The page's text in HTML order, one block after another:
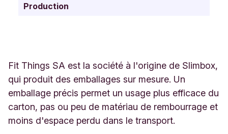
Production
Fit Things SA est la société à l'origine de Slimbox,
qui produit des emballages sur mesure. Un
emballage précis permet un usage plus efficace du
carton, pas ou peu de matériau de rembourrage et
moins d'espace perdu dans le transport.